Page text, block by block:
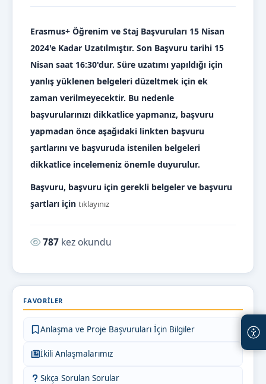
Erasmus+ Öğrenim ve Staj Başvuruları 15 Nisan
2024'e Kadar Uzatılmıştır. Son Başvuru tarihi 15
Nisan saat 16:30'dur. Süre uzatımı yapıldığı için
yanlış yüklenen belgeleri düzeltmek için ek
zaman verilmeyecektir. Bu nedenle
başvurularınızı dikkatlice yapmanız, başvuru
yapmadan önce aşağıdaki linkten başvuru
şartlarını ve başvuruda istenilen belgeleri
dikkatlice incelemeniz önemle duyurulur.
Başvuru, başvuru için gerekli belgeler ve başvuru
şartları için tıklayınız
Okunma sayısı:
787 kez okundu
FAVORILER
Anlaşma ve Proje Başvuruları İçin Bilgiler
İkili Anlaşmalarımız
Sıkça Sorulan Sorular